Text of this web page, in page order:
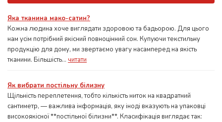
Яка тканина мако-сатин?
Кожна людина хоче виглядати здоровою та бадьорою. Для цього
нам усім потрібний якісний повноцінний сон. Купуючи текстильну
продукцію для дому, ми звертаємо увагу насамперед на якість
тканини. Більшість... читати
Як вибрати постільну білизну
Щільність переплетення, тобто кількість ниток на квадратний
сантиметр, — важлива інформація, яку іноді вказують на упаковці
високоякісної **постільної білизни**. Класифікація виглядає так: